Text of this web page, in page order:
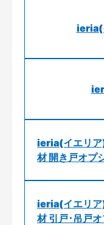
ieria(
ieria(イエリア
材 開き戸オプ
ieria(イエリア
材 引戸･吊戸